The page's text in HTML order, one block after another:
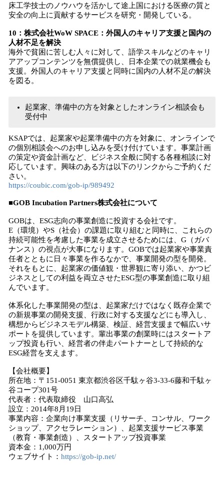
床工学技士のノウハウを活かして途上国における医療の質と
安全の向上に貢献するサービスを研究・開発している。
10：株式会社WoW SPACE：外国人のキャリア支援と国内の
人材不足を解決
海外で貧困に苦しむ人々に対して、語学スキルなどのキャリ
アアップコンテンツを無償提供し、日本企業での就業機会も
支援。外国人のキャリア支援と同時に国内の人材不足の解決
を図る。
起業家、準備中の方を対象としたオンライン相談会も
受付中
KSAPでは、起業家や起業準備中の方を対象に、オンラインで
の個別相談会へのお申し込みを受け付けています。事業計画
の策定や資金計画など、ビジネス全般に関する各種相談に対
応しています。興味のある方は以下のリンクからご予約くだ
さい。
https://coubic.com/gob-ip/989492
■GOB Incubation Partners株式会社について
GOBは、ESG志向の事業創造に投資する会社です。
E（環境）やS（社会）の課題に取り組むと同時に、これらの
持続可能性を考慮した事業を成立させるためには、G（ガバ
ナンス）の視点が大事になります。GOBでは起業家や事業責
任者とともに日々事業を作るなかで、事業開発の型を開発。
それをもとに、起業家の価値観・世界観に寄り添い、かつビ
ジネスとしての利益を両立させたESG型の事業創造に取り組
んでいます。
体系化した事業開発の型は、起業家だけではなく既存企業で
の新規事業の開発支援、行政に対する支援などにも導入し、
構想からビジネスモデル構築、検証、経営支援まで幅広いサ
ポートを提供しています。輩出事業の創業時にはスタートア
ップ投資も行い、経営者の伴走パートナーとして持続的な
ESG経営を支えます。
【会社概要】
所在地：〒151-0051 東京都渋谷区千駄ヶ谷3-33-6藤和千駄ヶ
谷コープ301号
代表者：代表取締役 山口高弘
設立：2014年8月19日
事業内容：企業向け事業支援（リサーチ、コンサル、ワーク
ショップ、アクセラレーション）、起業支援サービス事業
（教育・事業創造）、スタートアップ投資事業
資本金：1,000万円
ウェブサイト： https://gob-ip.net/